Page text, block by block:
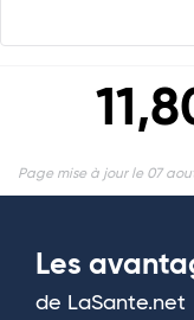
Page mise à jour le 07
Les
de LaSante.net